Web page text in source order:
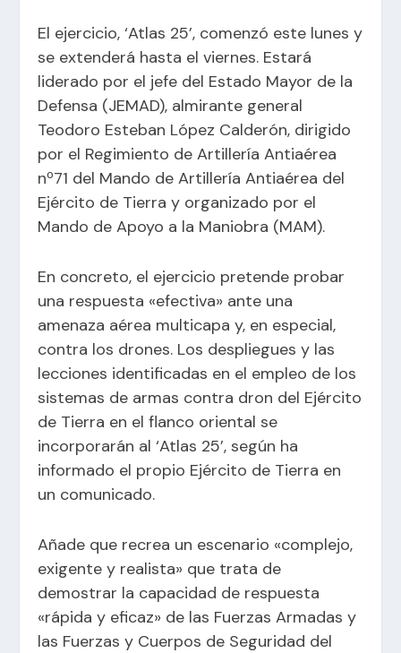
El ejercicio, ‘Atlas 25’, comenzó este lunes y
se extenderá hasta el viernes. Estará
liderado por el jefe del Estado Mayor de la
Defensa (JEMAD), almirante general
Teodoro Esteban López Calderón, dirigido
por el Regimiento de Artillería Antiaérea
nº71 del Mando de Artillería Antiaérea del
Ejército de Tierra y organizado por el
Mando de Apoyo a la Maniobra (MAM).
En concreto, el ejercicio pretende probar
una respuesta «efectiva» ante una
amenaza aérea multicapa y, en especial,
contra los drones. Los despliegues y las
lecciones identificadas en el empleo de los
sistemas de armas contra dron del Ejército
de Tierra en el flanco oriental se
incorporarán al ‘Atlas 25’, según ha
informado el propio Ejército de Tierra en
un comunicado.
Añade que recrea un escenario «complejo,
exigente y realista» que trata de
demostrar la capacidad de respuesta
«rápida y eficaz» de las Fuerzas Armadas y
las Fuerzas y Cuerpos de Seguridad del